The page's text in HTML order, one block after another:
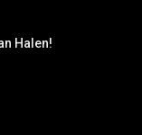
Halen!